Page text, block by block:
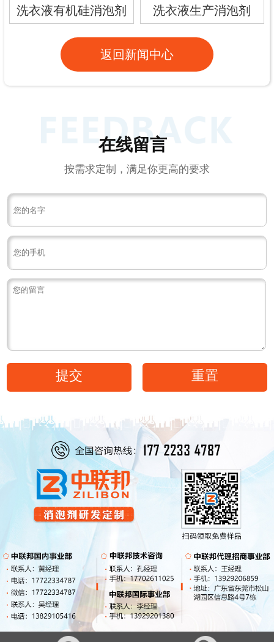
洗衣液有机硅消泡剂 洗衣液生产消泡剂
返回新闻中心
在线留言
按需求定制，满足你更高的要求